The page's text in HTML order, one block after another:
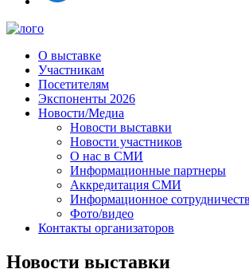
О выставке
Участникам
Посетителям
Экспоненты 2026
Новости/Медиа
Новости выставки
Новости участников
О нас в СМИ
Информационные партнеры
Аккредитация СМИ
Информационное
Фото/видео
Контакты организаторов
Новости выставки